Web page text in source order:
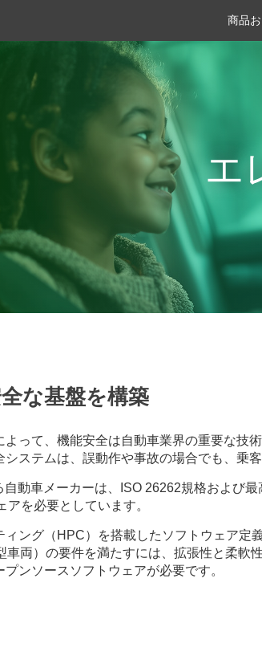
商品
エ
な基盤を構築
よって、機能安全は自動車業界の重要な技
ステムは、誤動作や事故の場合でも、乗
動車メーカーは、ISO 26262規格および
を必要としています。
ング（HPC）を搭載したソフトウェア定
車両）の要件を満たすには、拡張性と柔
ンソースソフトウェアが必要です。